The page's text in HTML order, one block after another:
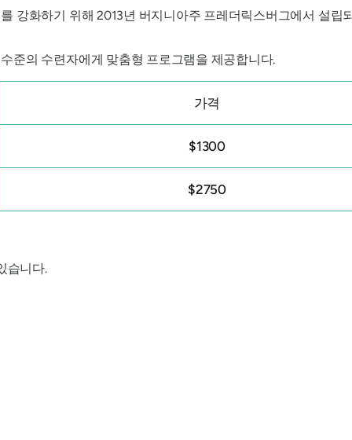
강화하기 위해 2013년 버지니아주 프레더릭스버그에서 설립
준의 수련자에게 맞춤형 프로그램을 제공합니다.
가격
$1300
$2750
습니다.